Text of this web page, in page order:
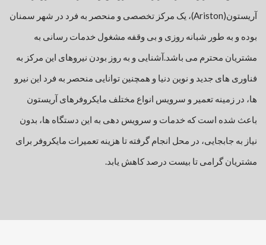
آریستون(Ariston)، یک مرکز تخصصی و منحصر به فرد در شهر سمنان
بوده و به طور شبانه روزی و بی وقفه مشغول خدمات رسانی به
مشتریان محترم می باشد.آشنایی و به روز بودن نیروهای این مرکز به
فناوری های جدید و نوین دنیا و همچنین توانایی منحصر به فرد این نیرو
ها، در زمینه تعمیر و سرویس انواع مختلف مایکروفرهای آریستون
باعث شده است که خدمات و سرویس دهی به این دستگاه ها، بدون
نیاز به جابجایی، در محل انجام گرفته تا هزینه تعمیرات مایکروفر برای
مشتریان گرامی تا بیست درصد کاهش یابد.